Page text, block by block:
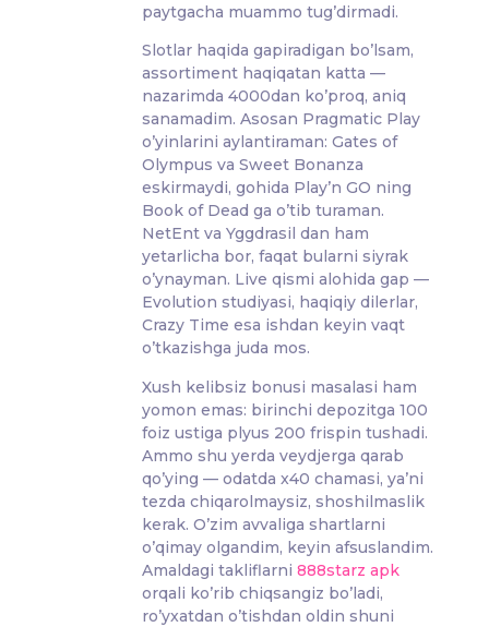
paytgacha muammo tug’dirmadi.
Slotlar haqida gapiradigan bo’lsam,
assortiment haqiqatan katta —
nazarimda 4000dan ko’proq, aniq
sanamadim. Asosan Pragmatic Play
o’yinlarini aylantiraman: Gates of
Olympus va Sweet Bonanza
eskirmaydi, gohida Play’n GO ning
Book of Dead ga o’tib turaman.
NetEnt va Yggdrasil dan ham
yetarlicha bor, faqat bularni siyrak
o’ynayman. Live qismi alohida gap —
Evolution studiyasi, haqiqiy dilerlar,
Crazy Time esa ishdan keyin vaqt
o’tkazishga juda mos.
Xush kelibsiz bonusi masalasi ham
yomon emas: birinchi depozitga 100
foiz ustiga plyus 200 frispin tushadi.
Ammo shu yerda veydjerga qarab
qo’ying — odatda x40 chamasi, ya’ni
tezda chiqarolmaysiz, shoshilmaslik
kerak. O’zim avvaliga shartlarni
o’qimay olgandim, keyin afsuslandim.
Amaldagi takliflarni 888starz apk
orqali ko’rib chiqsangiz bo’ladi,
ro’yxatdan o’tishdan oldin shuni